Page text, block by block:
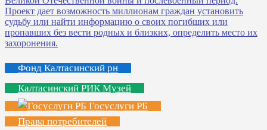
Фонд Калтасинский рн
Калтасинский РИК Музей
Госуслуги РБ
Права потребителей